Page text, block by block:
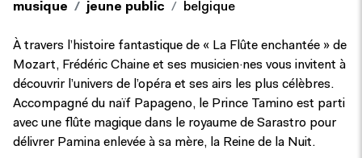
musique jeune public belgique
À travers l’histoire fantastique de « La Flûte enchantée » de
Mozart, Frédéric Chaine et ses musicien·nes vous invitent à
découvrir l’univers de l’opéra et ses airs les plus célèbres.
Accompagné du naïf Papageno, le Prince Tamino est parti
avec une flûte magique dans le royaume de Sarastro pour
délivrer Pamina enlevée à sa mère, la Reine de la Nuit.